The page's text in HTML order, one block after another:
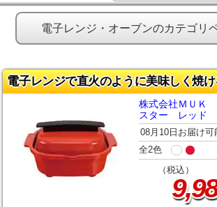
電子レンジ・オーブンのカテゴリ
電子レンジで直火のように美味しく焼
株式会社ＭＵ
スター レッド
08月10日お届け可
全2色
（税込）
9,